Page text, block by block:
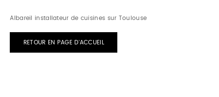
Albareil installateur de cuisines sur Toulouse
RETOUR EN PAGE D'ACCUEIL